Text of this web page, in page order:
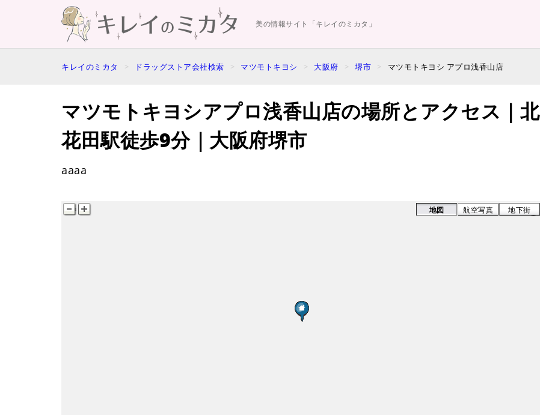
美の情報サイト「キレイのミカタ」
キレイのミカタ ドラッグストア会社検索 マツモトキヨシ 大阪府 堺市 マツモトキヨシ アプロ浅香山店
マツモトキヨシアプロ浅香山店の場所とアクセス｜北
花田駅徒歩9分｜大阪府堺市
aaaa
地図 航空写真 地下街